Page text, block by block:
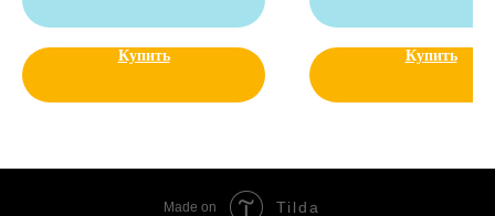
Купить Купить
Made on Tilda